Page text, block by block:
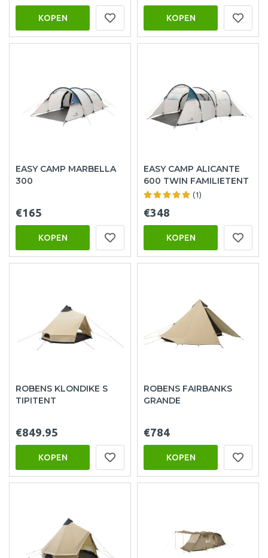
KOPEN KOPEN
EASY CAMP MARBELLA
300
€165
KOPEN
EASY CAMP ALICANTE
600 TWIN FAMILIETENT
(1)
€348
KOPEN
ROBENS KLONDIKE S
TIPITENT
€849.95
KOPEN
ROBENS FAIRBANKS
GRANDE
€784
KOPEN